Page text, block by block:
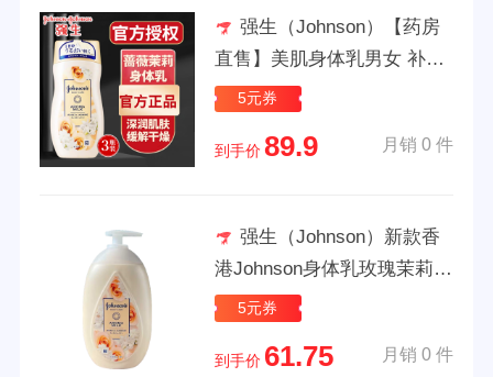
强生（Johnson）【药房
直售】美肌身体乳男女 补水
保湿滋润肌肤润肤露蜜桃润
5元券
到手价 89.9 月销 0 件
强生（Johnson）新款香
港Johnson身体乳玫瑰茉莉深
层滋润美肌保湿修护润肤露
5元券
到手价 61.75 月销 0 件